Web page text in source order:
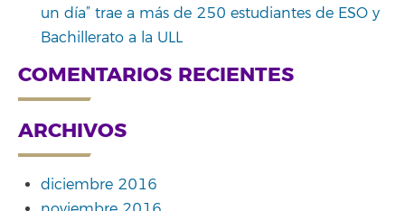
un día” trae a más de 250 estudiantes de ESO y
Bachillerato a la ULL
COMENTARIOS RECIENTES
ARCHIVOS
diciembre 2016